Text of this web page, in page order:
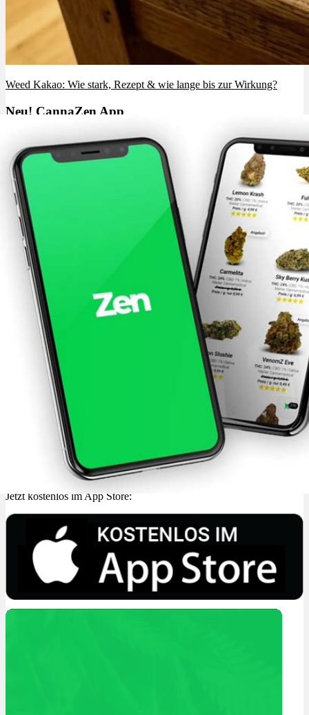
Weed Kakao: Wie stark, Rezept & wie lange bis zur Wirkung?
Neu! CannaZen App
Jetzt kostenlos im App Store: